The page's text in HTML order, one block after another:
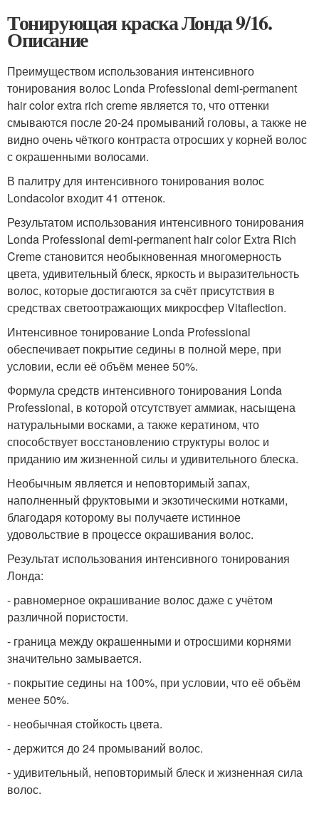
Тонирующая краска Лонда 9/16.
Описание
Преимуществом использования интенсивного
тонирования волос Londa Professional demi-permanent
hair color extra rich creme является то, что оттенки
смываются после 20-24 промываний головы, а также не
видно очень чёткого контраста отросших у корней волос
с окрашенными волосами.
В палитру для интенсивного тонирования волос
Londacolor входит 41 оттенок.
Результатом использования интенсивного тонирования
Londa Professional demi-permanent hair color Extra Rich
Creme становится необыкновенная многомерность
цвета, удивительный блеск, яркость и выразительность
волос, которые достигаются за счёт присутствия в
средствах светоотражающих микросфер Vitaflection.
Интенсивное тонирование Londa Professional
обеспечивает покрытие седины в полной мере, при
условии, если её объём менее 50%.
Формула средств интенсивного тонирования Londa
Professional, в которой отсутствует аммиак, насыщена
натуральными восками, а также кератином, что
способствует восстановлению структуры волос и
приданию им жизненной силы и удивительного блеска.
Необычным является и неповторимый запах,
наполненный фруктовыми и экзотическими нотками,
благодаря которому вы получаете истинное
удовольствие в процессе окрашивания волос.
Результат использования интенсивного тонирования
Лонда:
- равномерное окрашивание волос даже с учётом
различной пористости.
- граница между окрашенными и отросшими корнями
значительно замывается.
- покрытие седины на 100%, при условии, что её объём
менее 50%.
- необычная стойкость цвета.
- держится до 24 промываний волос.
- удивительный, неповторимый блеск и жизненная сила
волос.